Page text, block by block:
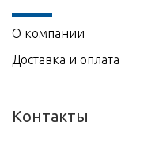
О компании
Доставка и оплата
Контакты